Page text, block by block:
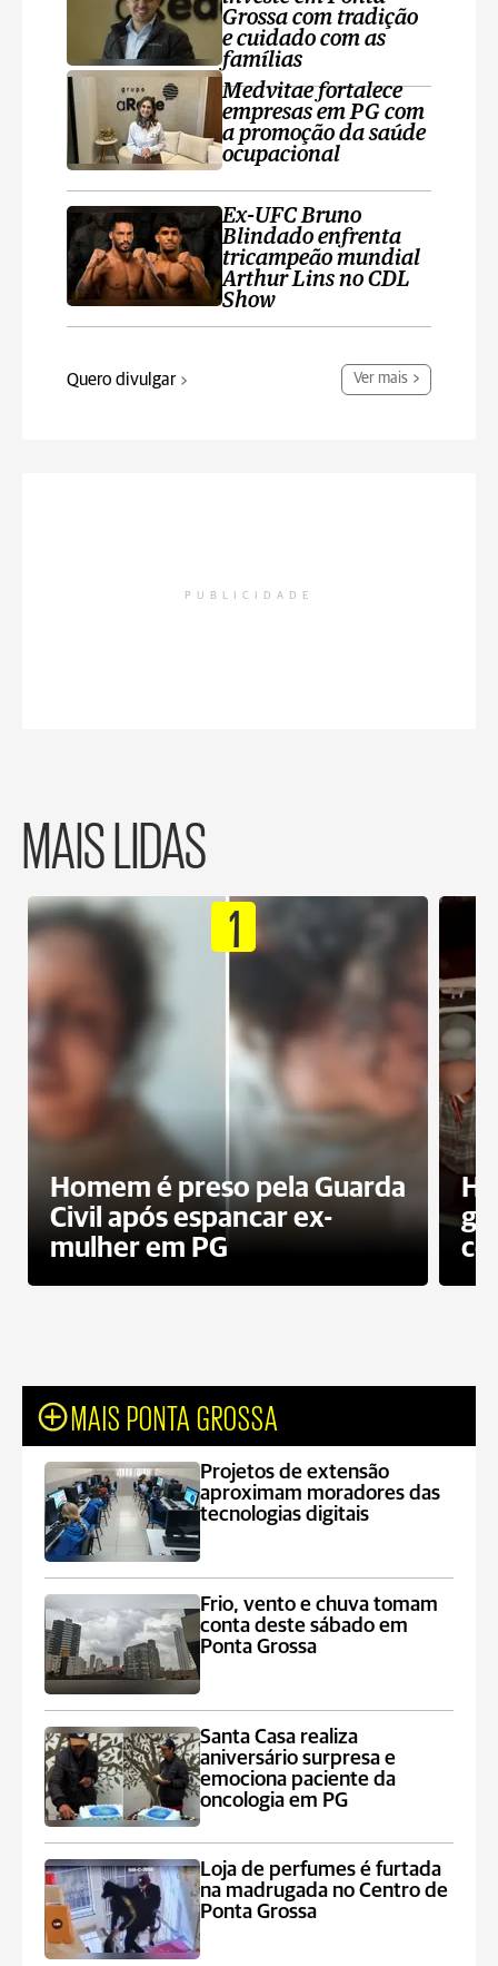
Grossa com tradição
e cuidado com as
famílias
Medvitae fortalece
empresas em PG com
a promoção da saúde
ocupacional
Ex-UFC Bruno
Blindado enfrenta
tricampeão mundial
Arthur Lins no CDL
Show
Quero divulgar Ver mais
PUBLICIDADE
MAIS LIDAS
1
Homem é preso pela Guarda
Civil após espancar ex-
mulher em PG
MAIS PONTA GROSSA
Projetos de extensão
aproximam moradores das
tecnologias digitais
Frio, vento e chuva tomam
conta deste sábado em
Ponta Grossa
Santa Casa realiza
aniversário surpresa e
emociona paciente da
oncologia em PG
Loja de perfumes é furtada
na madrugada no Centro de
Ponta Grossa